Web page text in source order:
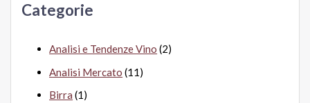
:Categorie
Analisi e Tendenze Vino (2)
Analisi Mercato (11)
Birra (1)